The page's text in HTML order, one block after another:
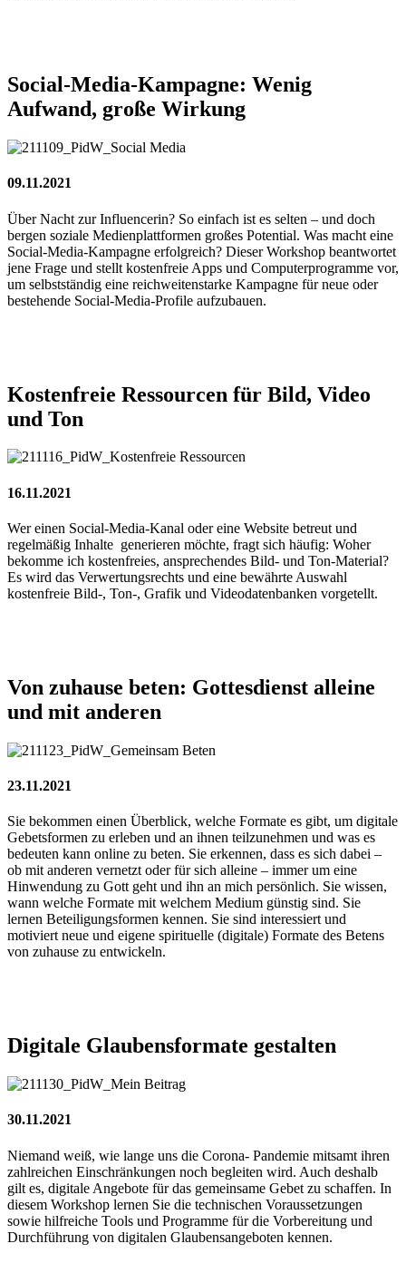
Social-Media-Kampagne: Wenig
Aufwand, große Wirkung
09.11.2021
Über Nacht zur Influencerin? So einfach ist es selten – und doch
bergen soziale Medienplattformen großes Potential. Was macht eine
Social-Media-Kampagne erfolgreich? Dieser Workshop beantwortet
jene Frage und stellt kostenfreie Apps und Computerprogramme vor,
um selbstständig eine reichweitenstarke Kampagne für neue oder
bestehende Social-Media-Profile aufzubauen.
Kostenfreie Ressourcen für Bild, Video
und Ton
16.11.2021
Wer einen Social-Media-Kanal oder eine Website betreut und
regelmäßig Inhalte generieren möchte, fragt sich häufig: Woher
bekomme ich kostenfreies, ansprechendes Bild- und Ton-Material?
Es wird das Verwertungsrechts und eine bewährte Auswahl
kostenfreie Bild-, Ton-, Grafik und Videodatenbanken vorgetellt.
Von zuhause beten: Gottesdienst alleine
und mit anderen
23.11.2021
Sie bekommen einen Überblick, welche Formate es gibt, um digitale
Gebetsformen zu erleben und an ihnen teilzunehmen und was es
bedeuten kann online zu beten. Sie erkennen, dass es sich dabei –
ob mit anderen vernetzt oder für sich alleine – immer um eine
Hinwendung zu Gott geht und ihn an mich persönlich. Sie wissen,
wann welche Formate mit welchem Medium günstig sind. Sie
lernen Beteiligungsformen kennen. Sie sind interessiert und
motiviert neue und eigene spirituelle (digitale) Formate des Betens
von zuhause zu entwickeln.
Digitale Glaubensformate gestalten
30.11.2021
Niemand weiß, wie lange uns die Corona- Pandemie mitsamt ihren
zahlreichen Einschränkungen noch begleiten wird. Auch deshalb
gilt es, digitale Angebote für das gemeinsame Gebet zu schaffen. In
diesem Workshop lernen Sie die technischen Voraussetzungen
sowie hilfreiche Tools und Programme für die Vorbereitung und
Durchführung von digitalen Glaubensangeboten kennen.